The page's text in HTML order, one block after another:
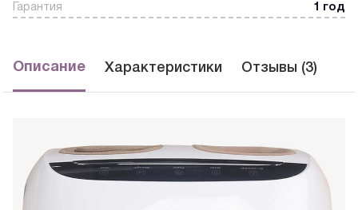
Гарантия 1 год
Описание Характеристики Отзывы (3)